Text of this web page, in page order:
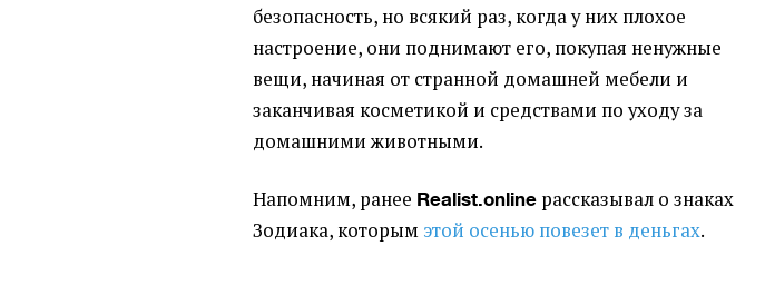
безопасность, но всякий раз, когда у них плохое
настроение, они поднимают его, покупая ненужные
вещи, начиная от странной домашней мебели и
заканчивая косметикой и средствами по уходу за
домашними животными.
Напомним, ранее Realist.online рассказывал о знаках
Зодиака, которым этой осенью повезет в деньгах.